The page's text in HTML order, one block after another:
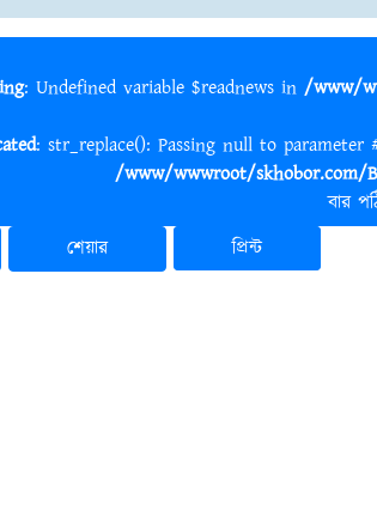
: Undefined variable $readnews in /www/
: str_replace(): Passing null to
/www/wwwroot/skhobor.com/
বার
শেয়ার প্রিন্ট